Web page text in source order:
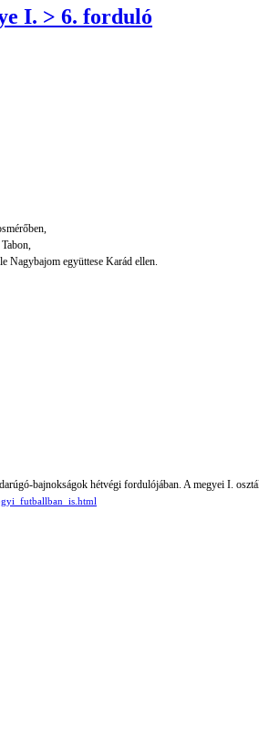
I. > 6. forduló
Nagybajom együttese Karád ellen.
bajnokságok hétvégi fordulójában. A megyei I.